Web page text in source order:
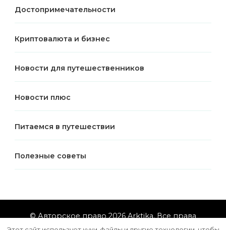
Достопримечательности
Криптовалюта и бизнес
Новости для путешественников
Новости плюс
Питаемся в путешествии
Полезные советы
© Авторское право 2026Arktika. Все права
защищены.Vilva | РазработанаBlossom Themes.